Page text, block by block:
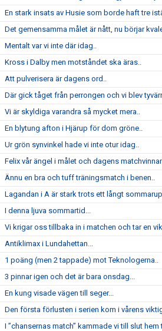
En stark insats av Husie som borde haft tre
Det gemensamma målet är nått, nu börjar
Mentalt var vi inte där idag..
Kross i Dalby men motståndet ska äras..
Att pulverisera är dagens ord..
Där gick tåget från perrongen och vi blev
Vi är skyldiga varandra så mycket mera..
En blytung afton i Hjärup för dom gröne..
Ur grön synvinkel hade vi inte otur idag..
Felix vår ängel i målet och dagens
Ännu en bra och tuff träningsmatch i benen..
Lagandan i A är stark trots ett långt
I denna ljuva sommartid...
Vi krigar oss tillbaka in i matchen och tar en
Antiklimax i Lundahettan...
1 poäng (men 2 tappade) mot Teknologerna..
3 pinnar igen och det är bara onsdag...
En kung visade vägen till seger...
Den första förlusten i serien kom i vårens
I ”chansernas match” kammade vi till slut hem